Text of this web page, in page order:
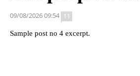
09/08/2026 09:54 11
Sample post no 4 excerpt.